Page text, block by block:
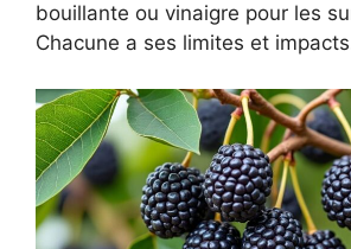
bouillante ou vinaigre pour les
Chacune a ses limites et